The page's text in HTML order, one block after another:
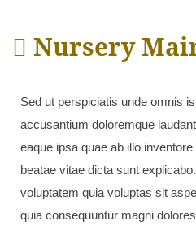
Nursery
Sed ut perspiciatis unde omnis
accusantium doloremque
eaque ipsa quae ab illo
beatae vitae dicta sunt
voluptatem quia voluptas sit
quia consequuntur magni